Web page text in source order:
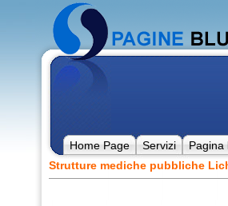
Home Page Servizi Pagina
Strutture mediche pubbliche